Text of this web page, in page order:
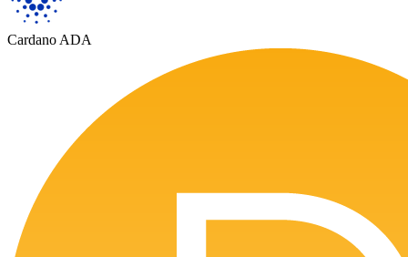
Cardano ADA